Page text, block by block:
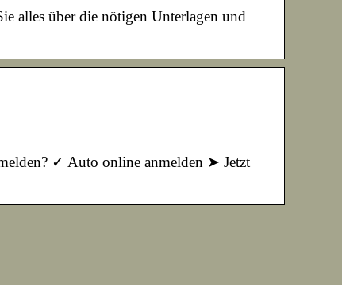
alles über die nötigen Unterlagen und
✓ Auto online anmelden ➤ Jetzt